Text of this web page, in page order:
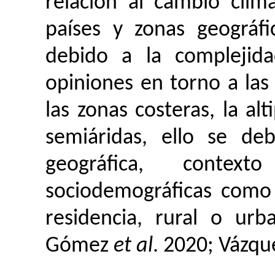
países y zonas
debido a la
opiniones en torno a
las zonas costeras, la
semiáridas, ello se
geográfica,
sociodemográficas
residencia, rural o
Gómez et al. 2020;